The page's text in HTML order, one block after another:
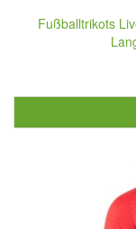
Fußballtrikots